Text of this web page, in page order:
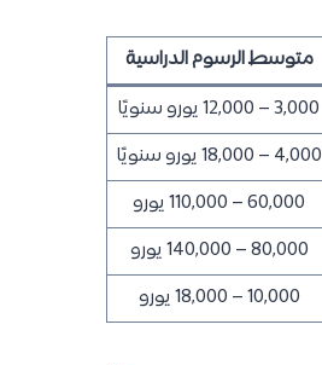
متوسط الرسوم الدراسية
3,000 – 12,000 يورو سنويًا
4,000 – 18,000 يورو سنويًا
60,000 – 110,000 يورو
80,000 – 140,000 يورو
10,000 – 18,000 يورو